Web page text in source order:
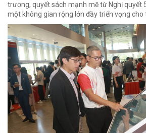
trương, quyết sách mạnh mẽ từ Nghị quyết
một không gian rộng lớn đầy triển vọng cho